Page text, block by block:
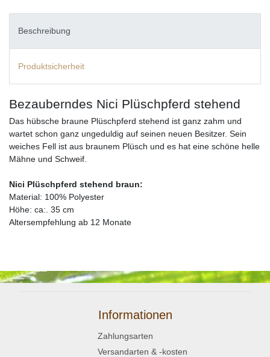
Beschreibung
Produktsicherheit
Bezauberndes Nici Plüschpferd stehend
Das hübsche braune Plüschpferd stehend ist ganz zahm und
wartet schon ganz ungeduldig auf seinen neuen Besitzer. Sein
weiches Fell ist aus braunem Plüsch und es hat eine schöne helle
Mähne und Schweif.
Nici Plüschpferd stehend braun:
Material: 100% Polyester
Höhe: ca:. 35 cm
Altersempfehlung ab 12 Monate
Informationen
Zahlungsarten
Versandarten & -kosten